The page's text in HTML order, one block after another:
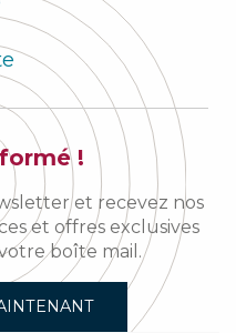
!
et recevez nos
et offres exclusives
boîte mail.